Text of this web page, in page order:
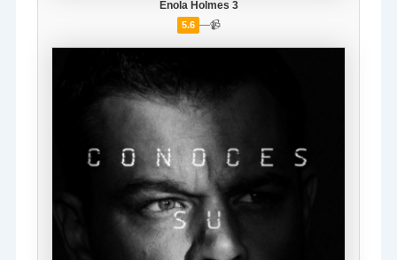
Enola Holmes 3
5.6 —📹